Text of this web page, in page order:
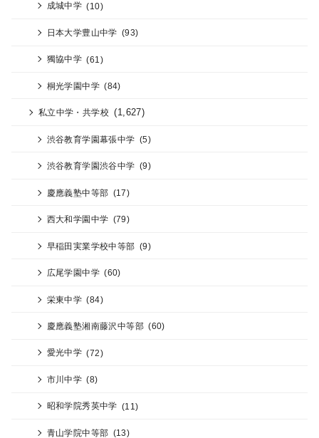
成城中学 (10)
日本大学豊山中学 (93)
獨協中学 (61)
桐光学園中学 (84)
私立中学・共学校 (1,627)
渋谷教育学園幕張中学 (5)
渋谷教育学園渋谷中学 (9)
慶應義塾中等部 (17)
西大和学園中学 (79)
早稲田実業学校中等部 (9)
広尾学園中学 (60)
栄東中学 (84)
慶應義塾湘南藤沢中等部 (60)
愛光中学 (72)
市川中学 (8)
昭和学院秀英中学 (11)
青山学院中等部 (13)